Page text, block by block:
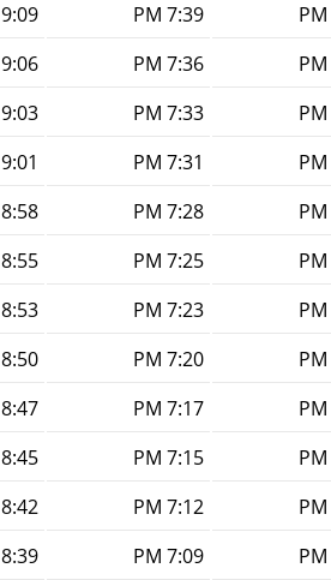
7:39 PM
9:09 PM
7:36 PM
9:06 PM
7:33 PM
9:03 PM
7:31 PM
9:01 PM
7:28 PM
8:58 PM
7:25 PM
8:55 PM
7:23 PM
8:53 PM
7:20 PM
8:50 PM
7:17 PM
8:47 PM
7:15 PM
8:45 PM
7:12 PM
8:42 PM
7:09 PM
8:39 PM